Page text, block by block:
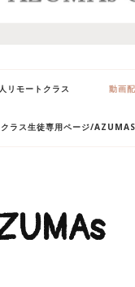
リモートクラス 動画
ラス生徒専用ページ/